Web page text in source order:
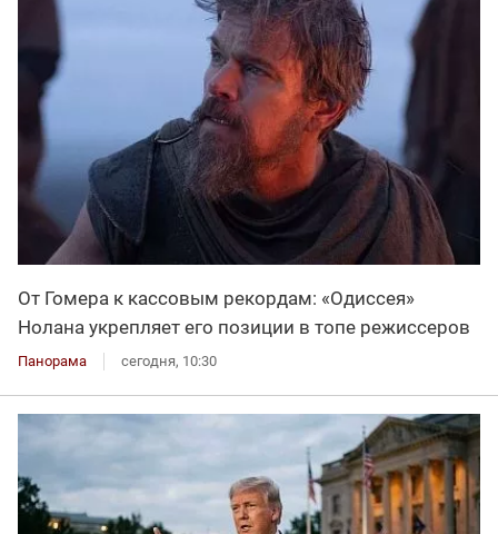
От Гомера к кассовым рекордам: «Одиссея»
Нолана укрепляет его позиции в топе режиссеров
Панорама сегодня, 10:30